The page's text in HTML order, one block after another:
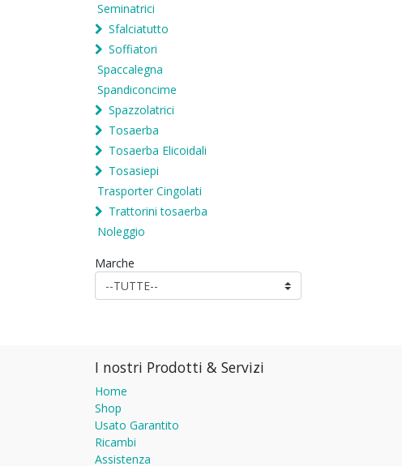
Seminatrici
Sfalciatutto
Soffiatori
Spaccalegna
Spandiconcime
Spazzolatrici
Tosaerba
Tosaerba Elicoidali
Tosasiepi
Trasporter Cingolati
Trattorini tosaerba
Noleggio
Marche
I nostri Prodotti & Servizi
Home
Shop
Usato Garantito
Ricambi
Assistenza